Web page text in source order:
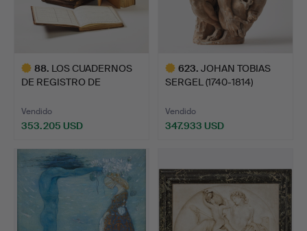
88. LOS CUADERNOS
DE REGISTRO DE
Vendido
353.205 USD
seleccionado
623. JOHAN TOBIAS
SERGEL (1740-1814)
Vendido
347.933 USD